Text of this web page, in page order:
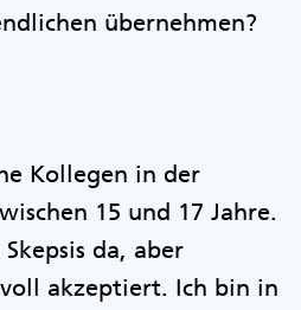
übernehmen?
Kollegen in der
15 und 17 Jahre.
da, aber
akzeptiert. Ich bin in